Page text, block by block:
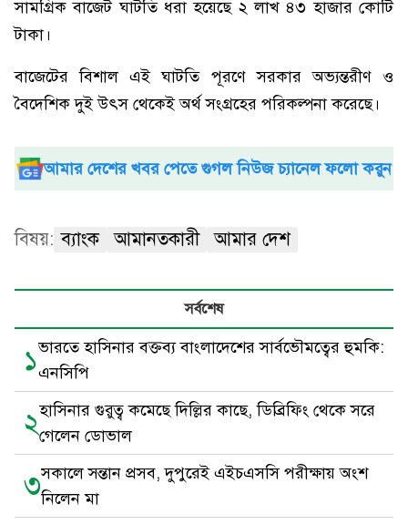
সামগ্রিক বাজেট ঘাটতি ধরা হয়েছে ২ লাখ ৪৩ হাজার কোটি
টাকা।
বাজেটের বিশাল এই ঘাটতি পূরণে সরকার অভ্যন্তরীণ ও
বৈদেশিক দুই উৎস থেকেই অর্থ সংগ্রহের পরিকল্পনা করেছে।
আমার দেশের খবর পেতে গুগল নিউজ চ্যানেল ফলো করুন
বিষয়: ব্যাংক আমানতকারী আমার দেশ
সর্বশেষ
১ভারতে হাসিনার বক্তব্য বাংলাদেশের সার্বভৌমত্বের হুমকি:
এনসিপি
২হাসিনার গুরুত্ব কমেছে দিল্লির কাছে, ডিব্রিফিং থেকে সরে
গেলেন ডোভাল
৩সকালে সন্তান প্রসব, দুপুরেই এইচএসসি পরীক্ষায় অংশ
নিলেন মা